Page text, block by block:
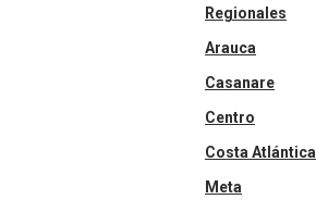
Regionales
Arauca
Casanare
Centro
Costa Atlántica
Meta